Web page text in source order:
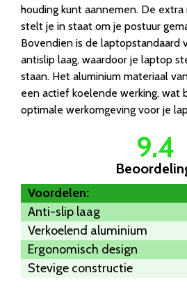
houding kunt aannemen. De
stelt je in staat om je postuur
Bovendien is de laptopstandaard
antislip laag, waardoor je laptop
staan. Het aluminium materiaal
een actief koelende werking, wat
optimale werkomgeving voor je
9.4
Voordelen:
Anti-slip laag
Verkoelend aluminium
Ergonomisch design
Stevige constructie